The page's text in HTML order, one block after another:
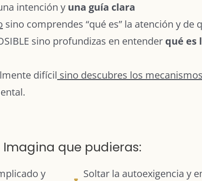
intención y una guía clara
sino comprendes “qué es” la atención y de
sino profundizas en entender qué es
difícil sino descubres los mecanismos
Imagina que pudieras:
y
Soltar la autoexigencia y